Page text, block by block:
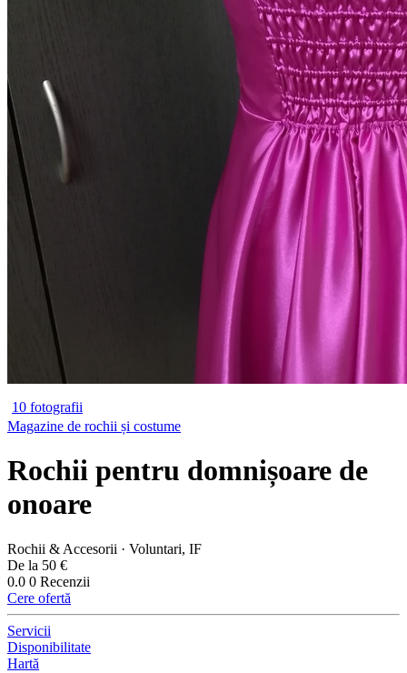
10 fotografii
Magazine de rochii și costume
Rochii pentru domnișoare de
onoare
Rochii & Accesorii · Voluntari, IF
De la 50 €
0.0 0 Recenzii
Cere ofertă
Servicii
Disponibilitate
Hartă